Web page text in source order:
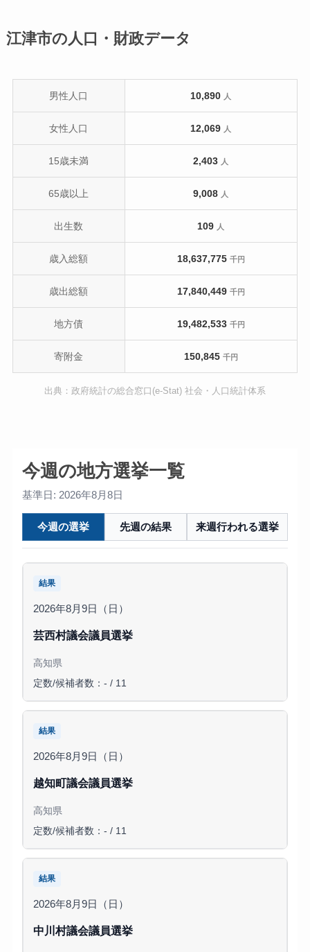
江津市の人口・財政データ
男性人口 10,890 人
女性人口 12,069 人
15歳未満 2,403 人
65歳以上 9,008 人
出生数 109 人
歳入総額 18,637,775 千円
歳出総額 17,840,449 千円
地方債 19,482,533 千円
寄附金 150,845 千円
出典：政府統計の総合窓口(e-Stat) 社会・人口統計体系
今週の地方選挙一覧
基準日: 2026年8月8日
今週の選挙 先週の結果 来週行われる選挙
結果
2026年8月9日（日）
芸西村議会議員選挙
高知県
定数/候補者数：- / 11
結果
2026年8月9日（日）
越知町議会議員選挙
高知県
定数/候補者数：- / 11
結果
2026年8月9日（日）
中川村議会議員選挙